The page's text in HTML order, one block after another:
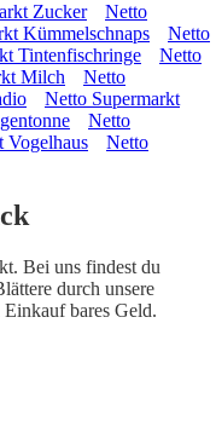
Zucker
Netto
Kümmelschnaps
Netto
Tintenfischringe
Netto
Milch
Netto
Netto Supermarkt
Netto
Vogelhaus
Netto
Bei uns findest du
durch unsere
bares Geld.